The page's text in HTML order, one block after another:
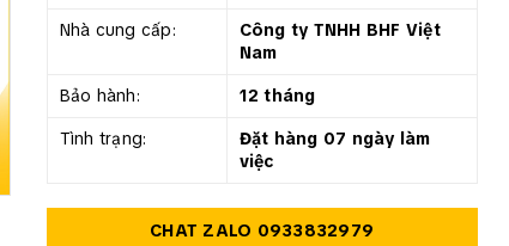
Nhà cung cấp:
Công ty TNHH BHF Việt
Nam
Bảo hành:
12 tháng
Tình trạng:
Đặt hàng 07 ngày làm
việc
CHAT ZALO 0933832979